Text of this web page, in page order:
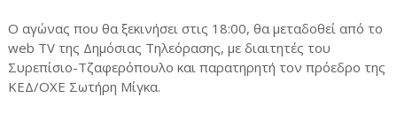
Ο αγώνας που θα ξεκινήσει στις 18:00, θα μεταδοθεί από το
web ΤV της Δημόσιας Τηλεόρασης, με διαιτητές του
Συρεπίσιο-Τζαφερόπουλο και παρατηρητή τον πρόεδρο της
ΚΕΔ/ΟΧΕ Σωτήρη Μίγκα.